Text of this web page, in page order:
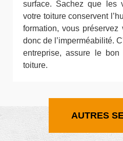
surface. Sachez que les
votre toiture conservent
formation, vous préservez
donc de l’imperméabilité.
entreprise, assure le
toiture.
AUTRES